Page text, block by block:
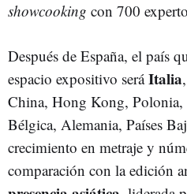
showcooking con 700
Después de España, el país
espacio expositivo seráItalia
China, Hong Kong, Polonia,
Bélgica, Alemania, Países
crecimiento en metraje y
comparación con la edición